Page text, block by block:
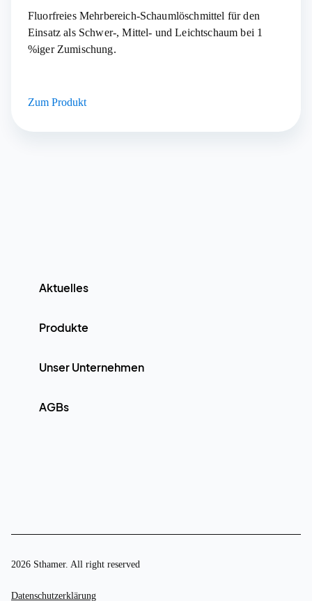
Fluorfreies Mehrbereich-Schaumlöschmittel für den
Einsatz als Schwer-, Mittel- und Leichtschaum bei 1
%iger Zumischung.
Zum Produkt
Aktuelles
Produkte
Unser Unternehmen
AGBs
2026 Sthamer. All right reserved
Datenschutzerklärung